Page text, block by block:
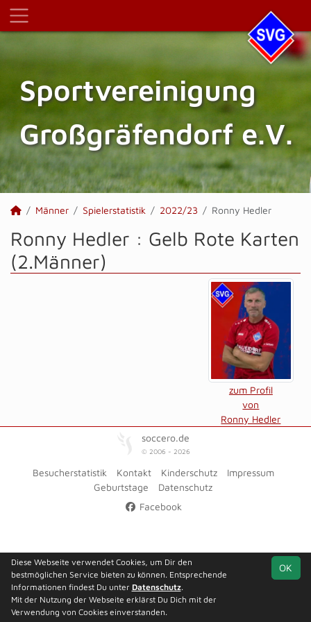
Sportvereinigung
Großgräfendorf e.V.
Männer Spielerstatistik 2022/23 Ronny Hedler
Ronny Hedler : Gelb Rote Karten
(2.Männer)
zum Profil
von
Ronny Hedler
soccero.de
© 2006 - 2026
Besucherstatistik Kontakt Kinderschutz
Impressum
Geburtstage
Datenschutz
Facebook
OK
Diese Webseite verwendet Cookies, um Dir den
bestmöglichen Service bieten zu können. Entsprechende
Informationen findest Du unter Datenschutz.
Mit der Nutzung der Webseite erklärst Du Dich mit der
Verwendung von Cookies einverstanden.